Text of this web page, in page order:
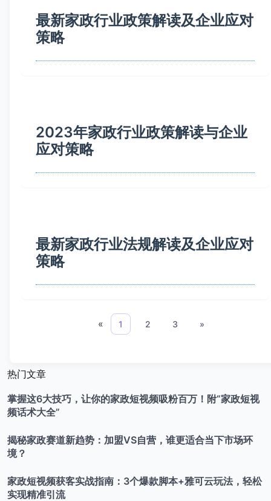
最新家政行业政策解读及企业应对
策略
2023年家政行业政策解读与企业
应对策略
最新家政行业法规解读及企业应对
策略
« 1 2 3 »
热门文章
掌握这6大技巧，让你的家政短视频吸粉百万！附“家政短视
频话术大全”
揭秘家政赛道新趋势：加盟VS自营，谁更适合当下市场环
境？
家政短视频获客实战指南：3个爆款脚本+雅可云玩法，轻松
实现精准引流